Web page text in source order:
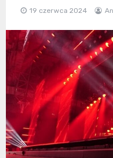
19 czerwca 2024